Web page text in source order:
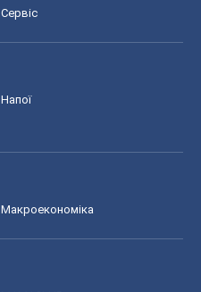
Сервіс
Напої
Макроекономіка